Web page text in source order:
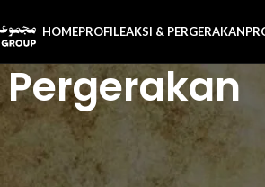
HOMEPROFILEAKSI & PERGERAKAN
Al-